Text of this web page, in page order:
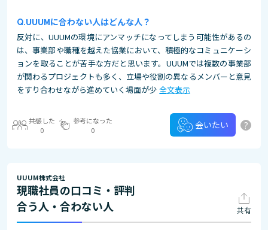
UUUMに合わない人はどんな人？
反対に、UUUMの環境にアンマッチになってしまう可能性があるの
は、事業部や職種を越えた協業において、積極的なコミュニケーシ
ョンを取ることが苦手な方だと思います。UUUMでは複数の事業部
が関わるプロジェクトも多く、立場や役割の異なるメンバーと意見
をすり合わせながら進めていく場面が少 全文表示
共感した
0
参考になった
0
会いたい ?
UUUM株式会社
現職社員の口コミ・評判
合う人・合わない人
共有